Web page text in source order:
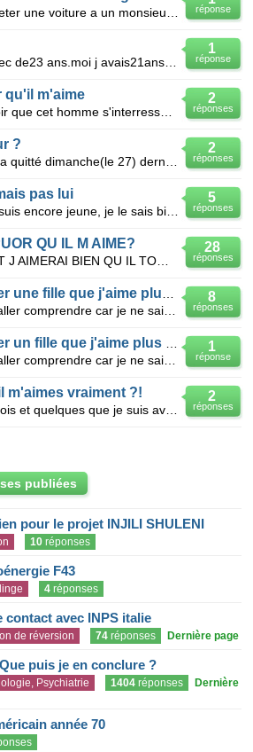
réponse
1
réponse
2
réponses
qu'il m'aime
2
réponses
?
5
réponses
pas lui
28
réponses
QU IL M AIME?
8
réponses
1
réponse
2
réponses
m'aimes vraiment ?!
publiées
pour le projet INJILI SHULENI
10 réponses
F43
4 réponses
contact avec INPS italie
de réversion 74 réponses Dernière page
puis je en conclure ?
Psychiatrie 1404 réponses
Dernière
année 70